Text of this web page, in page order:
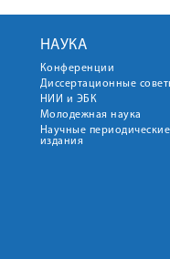
НАУКА
Конференции
Диссертационные
НИИ и ЭБК
Молодежная наука
Научные периодические
издания